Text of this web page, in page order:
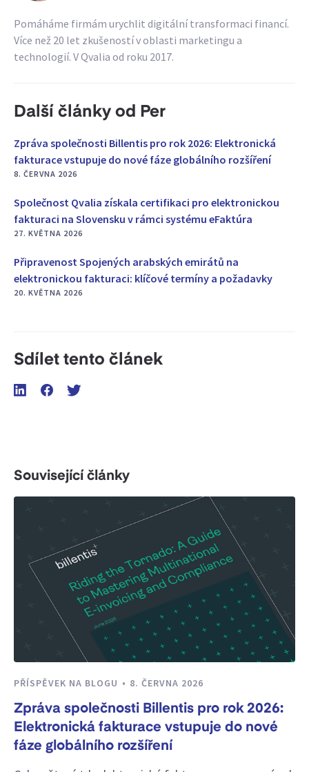
Pomáháme firmám urychlit digitální transformaci financí.
Více než 20 let zkušeností v oblasti marketingu a
technologií. V Qvalia od roku 2017.
Další články od Per
Zpráva společnosti Billentis pro rok 2026: Elektronická
fakturace vstupuje do nové fáze globálního rozšíření
8. ČERVNA 2026
Společnost Qvalia získala certifikaci pro elektronickou
fakturaci na Slovensku v rámci systému eFaktúra
27. KVĚTNA 2026
Připravenost Spojených arabských emirátů na
elektronickou fakturaci: klíčové termíny a požadavky
20. KVĚTNA 2026
Sdílet tento článek
Související články
PŘÍSPĚVEK NA BLOGU 8. ČERVNA 2026
Zpráva společnosti Billentis pro rok 2026:
Elektronická fakturace vstupuje do nové
fáze globálního rozšíření